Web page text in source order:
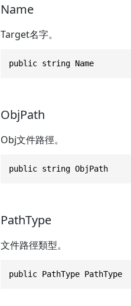
Name
Target名字。
public string Name
ObjPath
Obj文件路徑。
public string ObjPath
PathType
文件路徑類型。
public PathType PathType